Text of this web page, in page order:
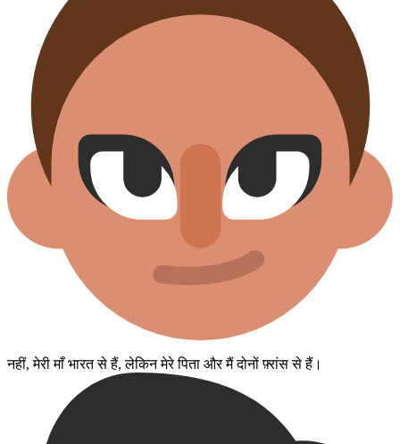
नहीं, मेरी माँ भारत से हैं, लेकिन मेरे पिता और मैं दोनों फ़्रांस से हैं।